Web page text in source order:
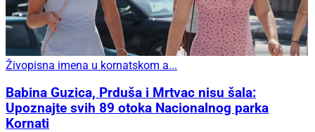
Živopisna imena u kornatskom a...
Babina Guzica, Prduša i Mrtvac nisu šala:
Upoznajte svih 89 otoka Nacionalnog parka
Kornati